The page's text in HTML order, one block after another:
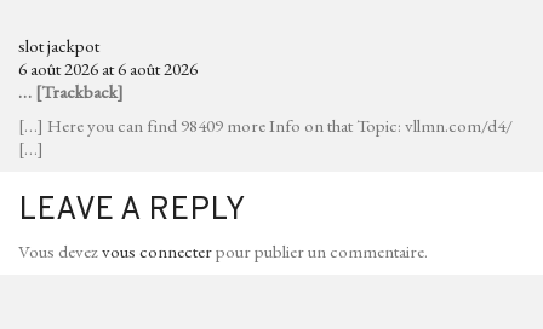
slot jackpot
6 août 2026 at 6 août 2026
… [Trackback]
[…] Here you can find 98409 more Info on that Topic: vllmn.com/d4/
[…]
LEAVE A REPLY
Vous devezvous connecterpour publier un commentaire.